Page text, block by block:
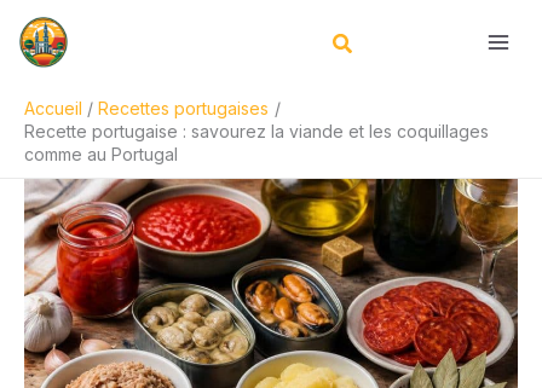
Accueil
Recettes portugaises
Recette portugaise : savourez la viande et les coquillages
comme au Portugal
R
e
h
e
r
c
h
e
r